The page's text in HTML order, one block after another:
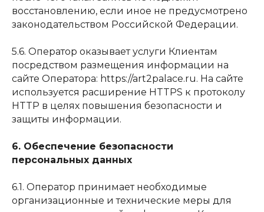
восстановлению, если иное не предусмотрено
законодательством Российской Федерации.
5.6. Оператор оказывает услуги Клиентам
посредством размещения информации на
сайте Оператора: https://art2palace.ru. На сайте
используется расширение HTTPS к протоколу
HTTP в целях повышения безопасности и
защиты информации.
6. Обеспечение безопасности
персональных данных
6.1. Оператор принимает необходимые
организационные и технические меры для